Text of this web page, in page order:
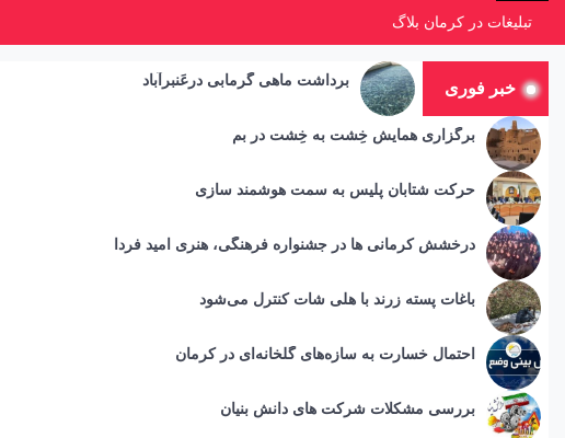
تبلیغات در کرمان بلاگ
خبر فوری برداشت ماهی گرمابی درعَنبرآباد
برگزاری همایش خِشت به خِشت در بم
حرکت شتابان پلیس به سمت هوشمند سازی
درخشش کرمانی ها در جشنواره فرهنگی، هنری امید فردا
باغات پسته زرند با هلی شات کنترل می‌شود
احتمال خسارت به ساز‌ه‌های گلخانه‌ای در کرمان
بررسی مشکلات شرکت های دانش بنیان